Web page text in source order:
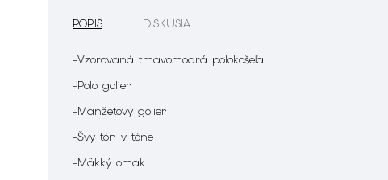
POPIS DISKUSIA
-Vzorovaná tmavomodrá polokošeľa
-Polo golier
-Manžetový golier
-Švy tón v tóne
-Mäkký omak